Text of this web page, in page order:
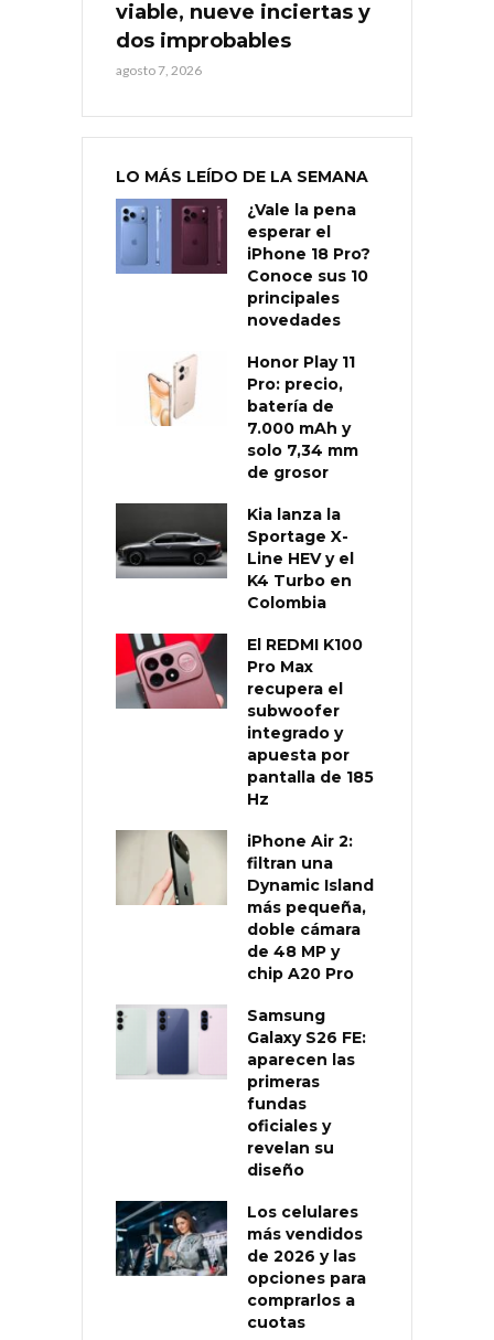
viable, nueve inciertas y
dos improbables
agosto 7, 2026
LO MÁS LEÍDO DE LA SEMANA
¿Vale la pena
esperar el
iPhone 18 Pro?
Conoce sus 10
principales
novedades
Honor Play 11
Pro: precio,
batería de
7.000 mAh y
solo 7,34 mm
de grosor
Kia lanza la
Sportage X-
Line HEV y el
K4 Turbo en
Colombia
El REDMI K100
Pro Max
recupera el
subwoofer
integrado y
apuesta por
pantalla de 185
Hz
iPhone Air 2:
filtran una
Dynamic Island
más pequeña,
doble cámara
de 48 MP y
chip A20 Pro
Samsung
Galaxy S26 FE:
aparecen las
primeras
fundas
oficiales y
revelan su
diseño
Los celulares
más vendidos
de 2026 y las
opciones para
comprarlos a
cuotas